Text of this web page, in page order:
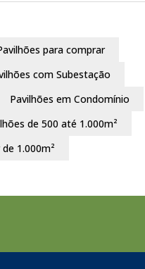
505
505
Velho
1650m²
para comprar
com Subestação
Pavilhões em Condomínio
de 500 até 1.000m²
1.000m²